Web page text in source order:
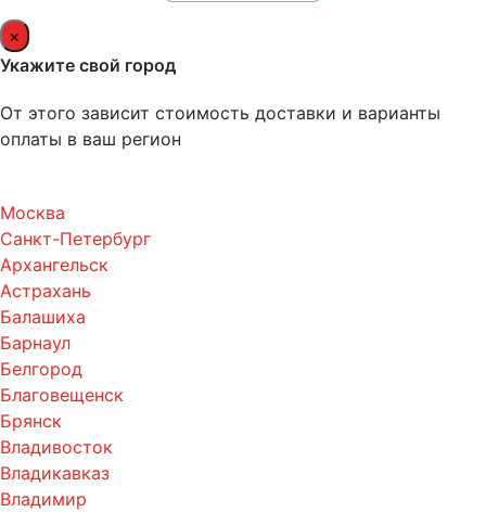
×
Укажите свой город
От этого зависит стоимость доставки и варианты
оплаты в ваш регион
Москва
Санкт-Петербург
Архангельск
Астрахань
Балашиха
Барнаул
Белгород
Благовещенск
Брянск
Владивосток
Владикавказ
Владимир